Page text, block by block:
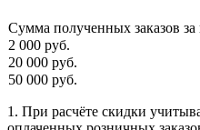
Сумма полученных заказов за
2 000 руб.
20 000 руб.
50 000 руб.
1. При расчёте скидки